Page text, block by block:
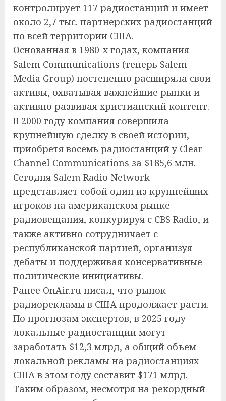
контролирует 117 радиостанций и имеет
около 2,7 тыс. партнерских радиостанций
по всей территории США.
Основанная в 1980-х годах, компания
Salem Communications (теперь Salem
Media Group) постепенно расширяла свои
активы, охватывая важнейшие рынки и
активно развивая христианский контент.
В 2000 году компания совершила
крупнейшую сделку в своей истории,
приобретя восемь радиостанций у Clear
Channel Communications за $185,6 млн.
Сегодня Salem Radio Network
представляет собой один из крупнейших
игроков на американском рынке
радиовещания, конкурируя с CBS Radio, и
также активно сотрудничает с
республиканской партией, организуя
дебаты и поддерживая консервативные
политические инициативы.
Ранее OnAir.ru писал, что рынок
радиорекламы в США продолжает расти.
По прогнозам экспертов, в 2025 году
локальные радиостанции могут
заработать $12,3 млрд, а общий объем
локальной рекламы на радиостанциях
США в этом году составит $171 млрд.
Таким образом, несмотря на рекордный